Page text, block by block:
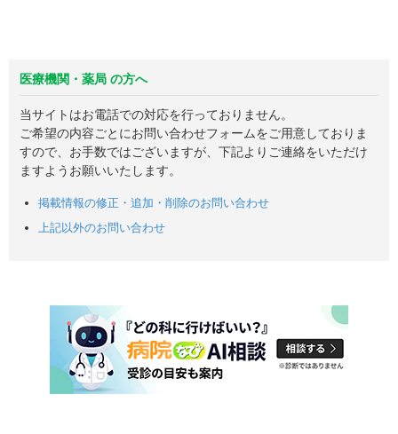
医療機関・薬局 の方へ
当サイトはお電話での対応を行っておりません。
ご希望の内容ごとにお問い合わせフォームをご用意しておりま
すので、お手数ではございますが、下記よりご連絡をいただけ
ますようお願いいたします。
掲載情報の修正・追加・削除のお問い合わせ
上記以外のお問い合わせ